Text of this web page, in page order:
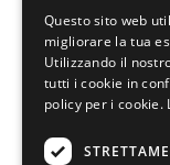
Questo sito web
migliorare la tua
Utilizzando il
tutti i cookie in
policy per i cookie.